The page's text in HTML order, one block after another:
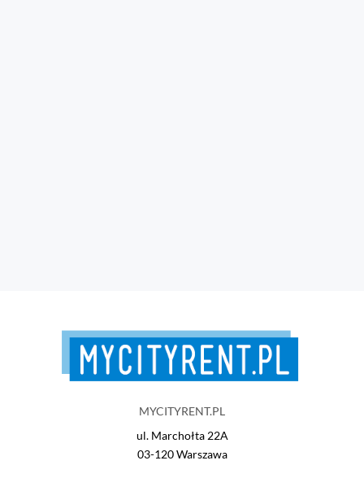
MYCITYRENT.PL
ul. Marchołta 22A
03-120 Warszawa